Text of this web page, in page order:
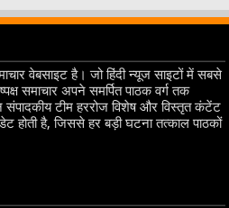
वेबसाइट है। जो हिंदी न्यूज साइटों में सबसे
समाचार अपने समर्पित पाठक वर्ग तक
संपादकीय टीम हररोज विशेष और विस्तृत कंटेंट
होती है, जिससे हर बड़ी घटना तत्काल पाठकों